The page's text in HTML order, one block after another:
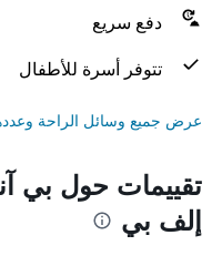
دفع سريع
تتوفر أسرة للأطفال
عرض جميع وسائل الراحة وعددها
تقييمات حول بي
إلف بي